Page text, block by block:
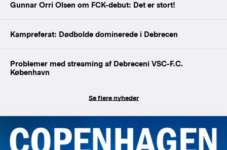
Gunnar Orri Olsen om FCK-debut: Det er stort!
Kampreferat: Dødbolde dominerede i Debrecen
Problemer med streaming af Debreceni VSC-F.C.
København
Se flere nyheder